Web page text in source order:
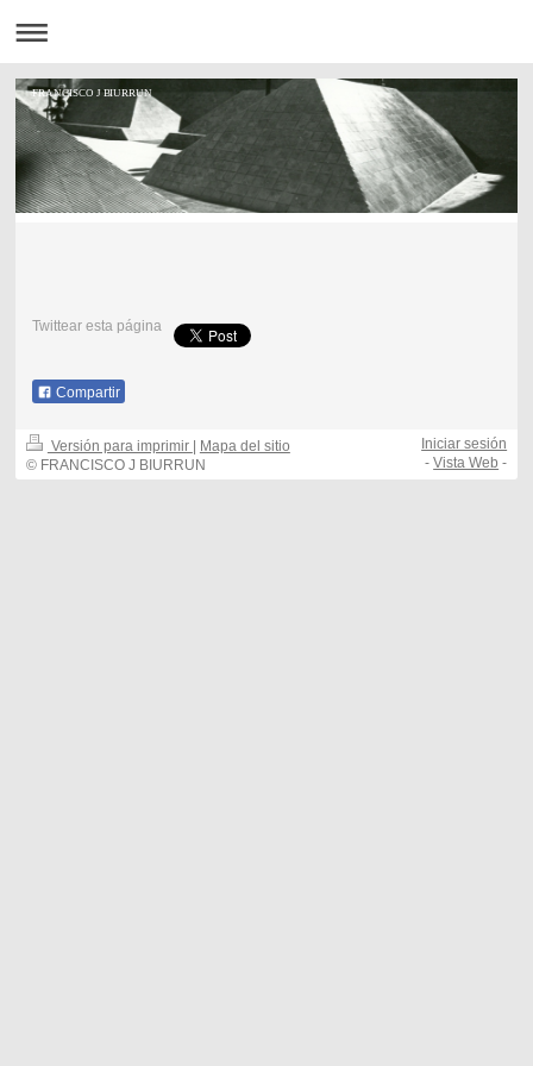
FRANCISCO J BIURRUN
Twittear esta página
Compartir
Versión para imprimir | Mapa del sitio
© FRANCISCO J BIURRUN
Iniciar sesión
-Vista Web -